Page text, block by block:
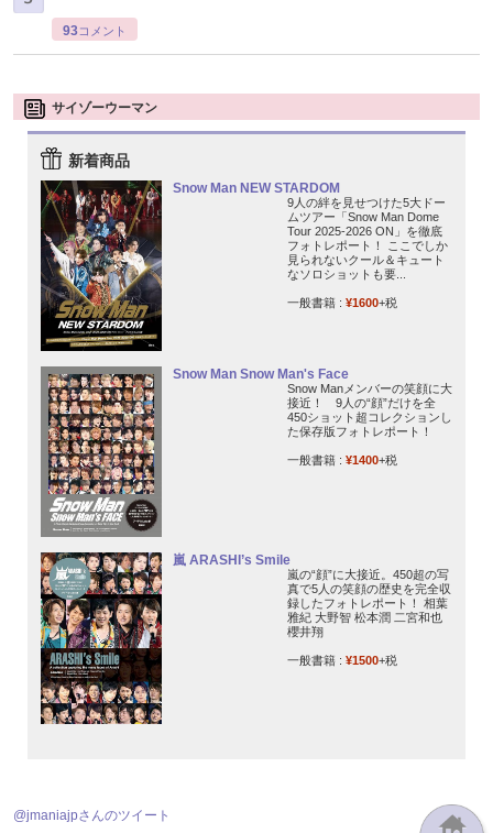
93コメント
サイゾーウーマン
新着商品
Snow Man NEW STARDOM
9人の絆を見せつけた5大ドー
ムツアー「Snow Man Dome
Tour 2025-2026 ON」を徹底
フォトレポート！ ここでしか
見られないクール＆キュート
なソロショットも要...
一般書籍 : ¥1600+税
Snow Man Snow Man's Face
Snow Manメンバーの笑顔に大
接近！ 9人の“顔”だけを全
450ショット超コレクションし
た保存版フォトレポート！
一般書籍 : ¥1400+税
嵐 ARASHI’s Smile
嵐の“顔”に大接近。450超の写
真で5人の笑顔の歴史を完全収
録したフォトレポート！ 相葉
雅紀 大野智 松本潤 二宮和也
櫻井翔
一般書籍 : ¥1500+税
@jmaniajpさんのツイート